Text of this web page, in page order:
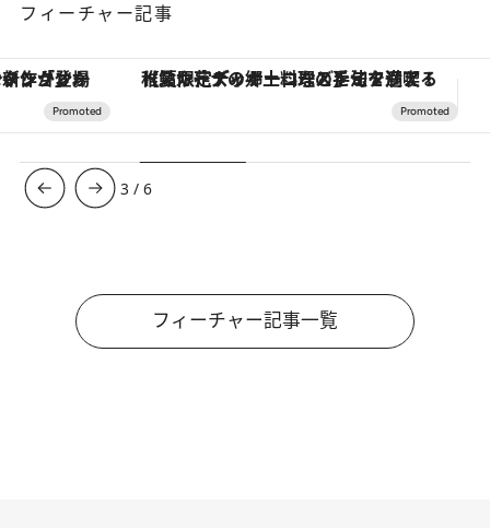
フィーチャー記事
【夏限定ディナーコース】旬を迎える稚鮎や花ズッキーニなどをイタリア・トスカーナの郷土料理の手法で満喫！
3 /6
フィーチャー記事一覧